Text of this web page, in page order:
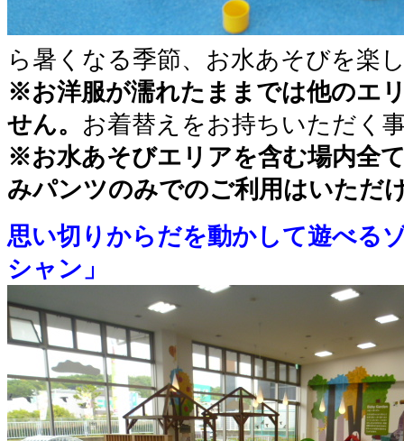
ら暑くなる季節、お水あそびを楽
※お洋服が濡れたままでは他のエ
せん。 お着替えをお持ちいただく
※お水あそびエリアを含む場内全
みパンツのみでのご利用はいただ
思い切りからだを動かして遊べる
シャン」